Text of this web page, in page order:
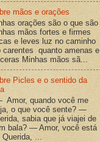
mãos e orações
orações são o que são
mãos fortes e firmes
e leves luz no caminho
carentes quanto amenas e
Minhas mãos sã...
Picles e o sentido da
quando você me
o que você sente? —
sabia que já viajei de
bala? — Amor, você está
...